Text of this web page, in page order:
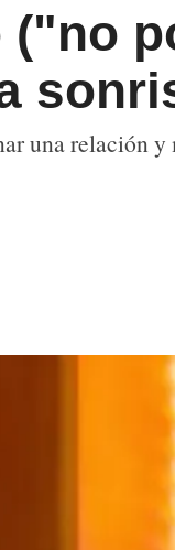
("no
una relación y